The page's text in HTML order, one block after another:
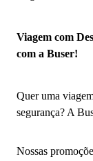
Viagem com
com a Buser!
Quer uma
segurança? A
Nossas